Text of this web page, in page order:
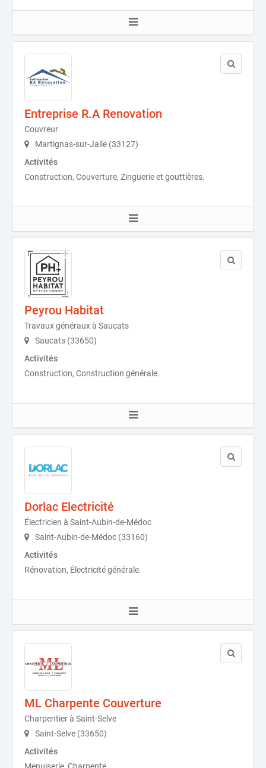
Entreprise R.A Renovation
Couvreur
Martignas-sur-Jalle (33127)
Activités
Construction, Couverture, Zinguerie et gouttières.
Peyrou Habitat
Travaux généraux à Saucats
Saucats (33650)
Activités
Construction, Construction générale.
Dorlac Electricité
Électricien à Saint-Aubin-de-Médoc
Saint-Aubin-de-Médoc (33160)
Activités
Rénovation, Électricité générale.
ML Charpente Couverture
Charpentier à Saint-Selve
Saint-Selve (33650)
Activités